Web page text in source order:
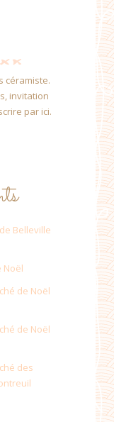
céramiste.
invitation
par ici.
Belleville
Noël
de Noël
de Noël
des